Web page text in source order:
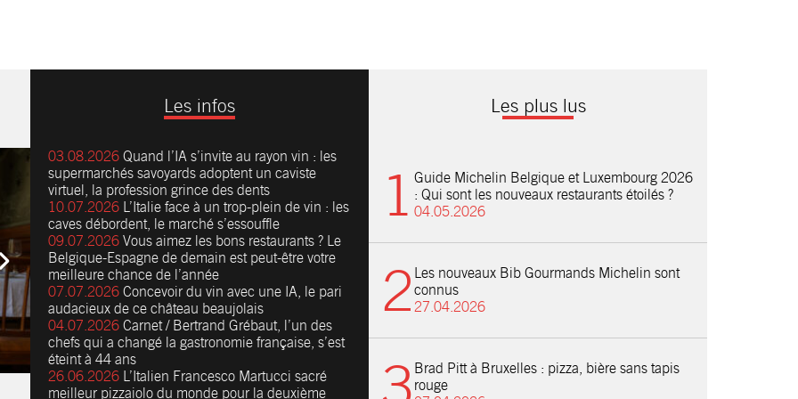
Les infos
03.08.2026 Quand l’IA s’invite au rayon vin : les
supermarchés savoyards adoptent un caviste
virtuel, la profession grince des dents
10.07.2026 L’Italie face à un trop-plein de vin : les
caves débordent, le marché s’essouffle
09.07.2026 Vous aimez les bons restaurants ? Le
Belgique-Espagne de demain est peut-être votre
meilleure chance de l’année
07.07.2026 Concevoir du vin avec une IA, le pari
audacieux de ce château beaujolais
04.07.2026 Carnet / Bertrand Grébaut, l’un des
chefs qui a changé la gastronomie française, s’est
éteint à 44 ans
26.06.2026 L’Italien Francesco Martucci sacré
meilleur pizzaiolo du monde pour la deuxième
Les plus lus
Guide Michelin Belgique et Luxembourg 2026
: Qui sont les nouveaux restaurants étoilés ?
04.05.2026
Les nouveaux Bib Gourmands Michelin sont
connus
27.04.2026
Brad Pitt à Bruxelles : pizza, bière sans tapis
rouge